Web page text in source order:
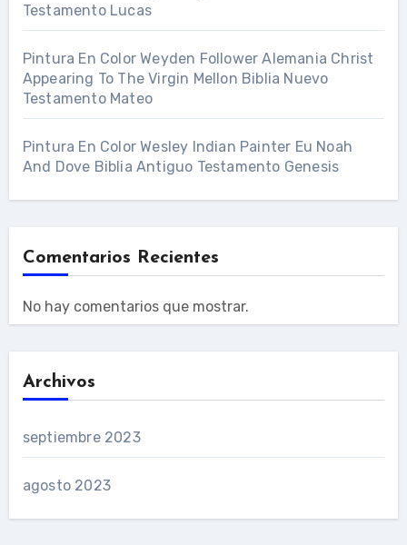
Testamento Lucas
Pintura En Color Weyden Follower Alemania Christ
Appearing To The Virgin Mellon Biblia Nuevo
Testamento Mateo
Pintura En Color Wesley Indian Painter Eu Noah
And Dove Biblia Antiguo Testamento Genesis
Comentarios Recientes
No hay comentarios que mostrar.
Archivos
septiembre 2023
agosto 2023